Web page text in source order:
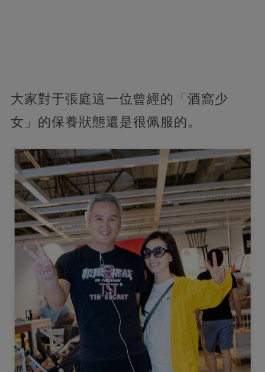
大家對于張庭這一位曾經的「酒窩少
女」的保養狀態還是很佩服的。